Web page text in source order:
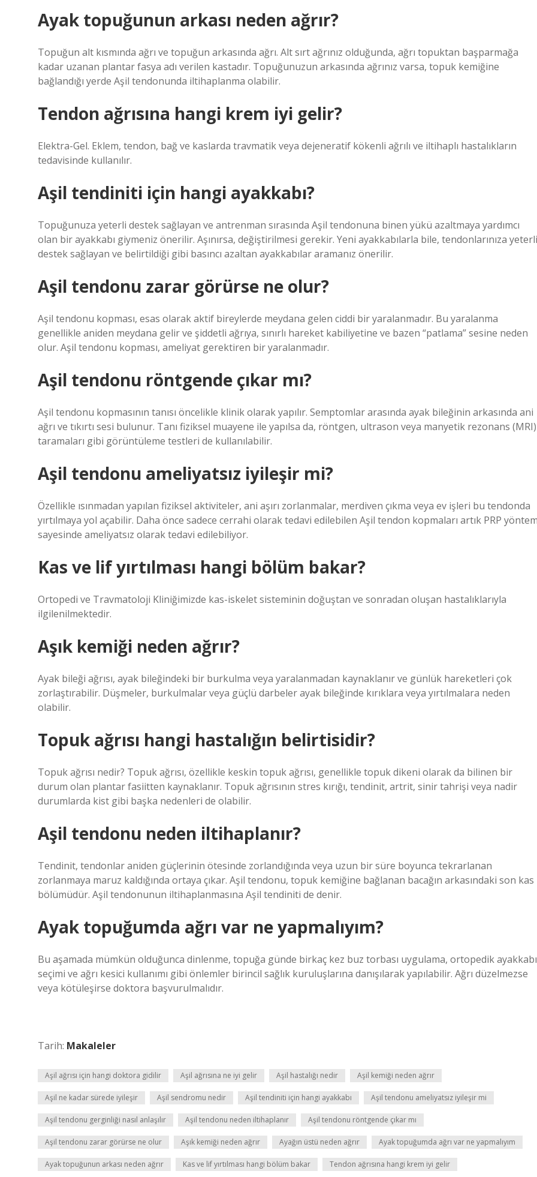
Ayak topuğunun arkası neden ağrır?
Topuğun alt kısmında ağrı ve topuğun arkasında ağrı. Alt sırt ağrınız olduğunda, ağrı topuktan başparmağa
kadar uzanan plantar fasya adı verilen kastadır. Topuğunuzun arkasında ağrınız varsa, topuk kemiğine
bağlandığı yerde Aşil tendonunda iltihaplanma olabilir.
Tendon ağrısına hangi krem iyi gelir?
Elektra-Gel. Eklem, tendon, bağ ve kaslarda travmatik veya dejeneratif kökenli ağrılı ve iltihaplı hastalıkların
tedavisinde kullanılır.
Aşil tendiniti için hangi ayakkabı?
Topuğunuza yeterli destek sağlayan ve antrenman sırasında Aşil tendonuna binen yükü azaltmaya yardımcı
olan bir ayakkabı giymeniz önerilir. Aşınırsa, değiştirilmesi gerekir. Yeni ayakkabılarla bile, tendonlarınıza yeterli
destek sağlayan ve belirtildiği gibi basıncı azaltan ayakkabılar aramanız önerilir.
Aşil tendonu zarar görürse ne olur?
Aşil tendonu kopması, esas olarak aktif bireylerde meydana gelen ciddi bir yaralanmadır. Bu yaralanma
genellikle aniden meydana gelir ve şiddetli ağrıya, sınırlı hareket kabiliyetine ve bazen “patlama” sesine neden
olur. Aşil tendonu kopması, ameliyat gerektiren bir yaralanmadır.
Aşil tendonu röntgende çıkar mı?
Aşil tendonu kopmasının tanısı öncelikle klinik olarak yapılır. Semptomlar arasında ayak bileğinin arkasında ani
ağrı ve tıkırtı sesi bulunur. Tanı fiziksel muayene ile yapılsa da, röntgen, ultrason veya manyetik rezonans (MRI)
taramaları gibi görüntüleme testleri de kullanılabilir.
Aşil tendonu ameliyatsız iyileşir mi?
Özellikle ısınmadan yapılan fiziksel aktiviteler, ani aşırı zorlanmalar, merdiven çıkma veya ev işleri bu tendonda
yırtılmaya yol açabilir. Daha önce sadece cerrahi olarak tedavi edilebilen Aşil tendon kopmaları artık PRP
sayesinde ameliyatsız olarak tedavi edilebiliyor.
Kas ve lif yırtılması hangi bölüm bakar?
Ortopedi ve Travmatoloji Kliniğimizde kas-iskelet sisteminin doğuştan ve sonradan oluşan hastalıklarıyla
ilgilenilmektedir.
Aşık kemiği neden ağrır?
Ayak bileği ağrısı, ayak bileğindeki bir burkulma veya yaralanmadan kaynaklanır ve günlük hareketleri çok
zorlaştırabilir. Düşmeler, burkulmalar veya güçlü darbeler ayak bileğinde kırıklara veya yırtılmalara neden
olabilir.
Topuk ağrısı hangi hastalığın belirtisidir?
Topuk ağrısı nedir? Topuk ağrısı, özellikle keskin topuk ağrısı, genellikle topuk dikeni olarak da bilinen bir
durum olan plantar fasiitten kaynaklanır. Topuk ağrısının stres kırığı, tendinit, artrit, sinir tahrişi veya nadir
durumlarda kist gibi başka nedenleri de olabilir.
Aşil tendonu neden iltihaplanır?
Tendinit, tendonlar aniden güçlerinin ötesinde zorlandığında veya uzun bir süre boyunca tekrarlanan
zorlanmaya maruz kaldığında ortaya çıkar. Aşil tendonu, topuk kemiğine bağlanan bacağın arkasındaki son kas
bölümüdür. Aşil tendonunun iltihaplanmasına Aşil tendiniti de denir.
Ayak topuğumda ağrı var ne yapmalıyım?
Bu aşamada mümkün olduğunca dinlenme, topuğa günde birkaç kez buz torbası uygulama, ortopedik ayakkabı
seçimi ve ağrı kesici kullanımı gibi önlemler birincil sağlık kuruluşlarına danışılarak yapılabilir. Ağrı düzelmezse
veya kötüleşirse doktora başvurulmalıdır.
Tarih: Makaleler
Aşil ağrısı için hangi doktora gidilir Aşil ağrısına ne iyi gelir Aşil hastalığı nedir Aşil kemiği neden ağrır
Aşil ne kadar sürede iyileşir Aşil sendromu nedir Aşil tendiniti için hangi ayakkabı Aşil tendonu ameliyatsız iyileşir mi
Aşil tendonu gerginliği nasıl anlaşılır Aşil tendonu neden iltihaplanır Aşil tendonu röntgende çıkar mı
Aşil tendonu zarar görürse ne olur Aşık kemiği neden ağrır Ayağın üstü neden ağrır Ayak topuğumda ağrı var ne yapmalıyım
Ayak topuğunun arkası neden ağrır Kas ve lif yırtılması hangi bölüm bakar Tendon ağrısına hangi krem iyi gelir